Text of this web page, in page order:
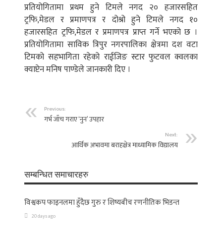
प्रतियोगितामा प्रथम हुने टिमले नगद २० हजारसहित
ट्रफि,मेडल र प्रमाणपत्र र दोश्रो हुने टिमले नगद १०
हजारसहित ट्रफि,मेडल र प्रमाणपत्र प्राप्त गर्ने भएको छ ।
प्रतियोगितामा साविक त्रिपुर नगरपालिका क्षेत्रमा दश वटा
टिमको सहभागिता रहेको राईजिङ स्टार फुटवल क्वलका
क्याप्टेन मनिष पाण्डेले जानकारी दिए ।
Previous:
गर्भ जाँच गराए ‘नुन’ उपहार
Next:
आर्थिक अभावमा बराहक्षेत्र माध्यामिक विद्यालय
सम्बन्धित समाचारहरु
विश्वकप फाइनलमा हुँदैछ गुरु र शिष्यबीच रणनीतिक भिडन्त
20 days ago